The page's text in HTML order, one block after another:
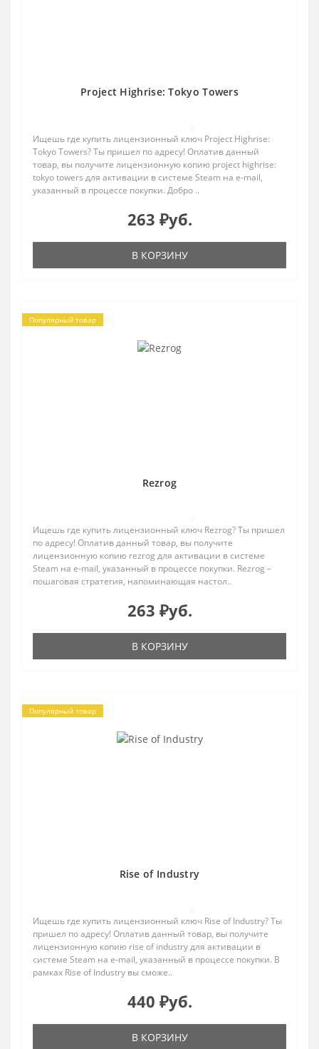
Project Highrise: Tokyo Towers
Ищешь где купить лицензионный ключ Project Highrise:
Tokyo Towers? Ты пришел по адресу! Оплатив данный
товар, вы получите лицензионную копию project highrise:
tokyo towers для активации в системе Steam на e-mail,
указанный в процессе покупки. Добро ..
263 ₽уб.
В КОРЗИНУ
Популярный товар
Rezrog
Ищешь где купить лицензионный ключ Rezrog? Ты пришел
по адресу! Оплатив данный товар, вы получите
лицензионную копию rezrog для активации в системе
Steam на e-mail, указанный в процессе покупки. Rezrog –
пошаговая стратегия, напоминающая настол..
263 ₽уб.
В КОРЗИНУ
Популярный товар
Rise of Industry
Ищешь где купить лицензионный ключ Rise of Industry? Ты
пришел по адресу! Оплатив данный товар, вы получите
лицензионную копию rise of industry для активации в
системе Steam на e-mail, указанный в процессе покупки. В
рамках Rise of Industry вы сможе..
440 ₽уб.
В КОРЗИНУ